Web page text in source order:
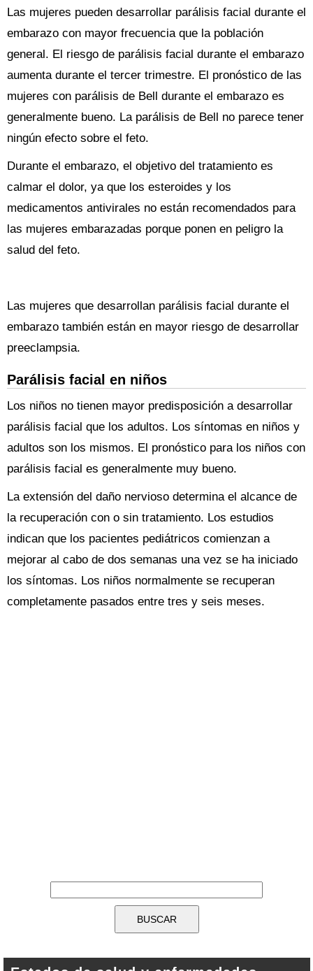
Las mujeres pueden desarrollar parálisis facial durante el
embarazo con mayor frecuencia que la población
general. El riesgo de parálisis facial durante el embarazo
aumenta durante el tercer trimestre. El pronóstico de las
mujeres con parálisis de Bell durante el embarazo es
generalmente bueno. La parálisis de Bell no parece tener
ningún efecto sobre el feto.
Durante el embarazo, el objetivo del tratamiento es
calmar el dolor, ya que los esteroides y los
medicamentos antivirales no están recomendados para
las mujeres embarazadas porque ponen en peligro la
salud del feto.
Las mujeres que desarrollan parálisis facial durante el
embarazo también están en mayor riesgo de desarrollar
preeclampsia.
Parálisis facial en niños
Los niños no tienen mayor predisposición a desarrollar
parálisis facial que los adultos. Los síntomas en niños y
adultos son los mismos. El pronóstico para los niños con
parálisis facial es generalmente muy bueno.
La extensión del daño nervioso determina el alcance de
la recuperación con o sin tratamiento. Los estudios
indican que los pacientes pediátricos comienzan a
mejorar al cabo de dos semanas una vez se ha iniciado
los síntomas. Los niños normalmente se recuperan
completamente pasados entre tres y seis meses.